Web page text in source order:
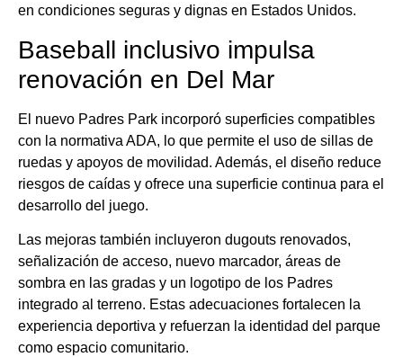
en condiciones seguras y dignas en Estados Unidos.
Baseball inclusivo impulsa
renovación en Del Mar
El nuevo Padres Park incorporó superficies compatibles
con la normativa ADA, lo que permite el uso de sillas de
ruedas y apoyos de movilidad. Además, el diseño reduce
riesgos de caídas y ofrece una superficie continua para el
desarrollo del juego.
Las mejoras también incluyeron dugouts renovados,
señalización de acceso, nuevo marcador, áreas de
sombra en las gradas y un logotipo de los Padres
integrado al terreno. Estas adecuaciones fortalecen la
experiencia deportiva y refuerzan la identidad del parque
como espacio comunitario.